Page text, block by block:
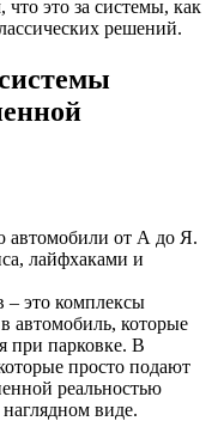
что это за системы, как
решений.
автомобили от А до Я.
лайфхаками и
– это комплексы
автомобиль, которые
при парковке. В
просто подают
реальностью
виде.